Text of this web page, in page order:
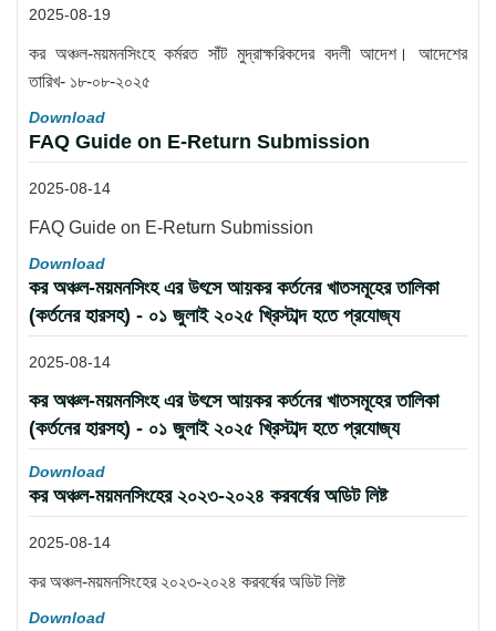
2025-08-19
কর অঞ্চল-ময়মনসিংহে কর্মরত সাঁট মুদ্রাক্ষরিকদের বদলী আদেশ। আদেশের
তারিখ- ১৮-০৮-২০২৫
Download
FAQ Guide on E-Return Submission
2025-08-14
FAQ Guide on E-Return Submission
Download
কর অঞ্চল-ময়মনসিংহ এর উৎসে আয়কর কর্তনের খাতসমূহের তালিকা
(কর্তনের হারসহ) - ০১ জুলাই ২০২৫ খ্রিস্টাব্দ হতে প্রযোজ্য
2025-08-14
কর অঞ্চল-ময়মনসিংহ এর উৎসে আয়কর কর্তনের খাতসমূহের তালিকা
(কর্তনের হারসহ) - ০১ জুলাই ২০২৫ খ্রিস্টাব্দ হতে প্রযোজ্য
Download
কর অঞ্চল-ময়মনসিংহের ২০২৩-২০২৪ করবর্ষের অডিট লিষ্ট
2025-08-14
কর অঞ্চল-ময়মনসিংহের ২০২৩-২০২৪ করবর্ষের অডিট লিষ্ট
Download